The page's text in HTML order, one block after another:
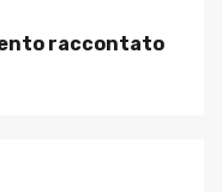
raccontato